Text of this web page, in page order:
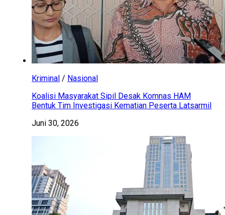
Kriminal / Nasional
Koalisi Masyarakat Sipil Desak Komnas HAM
Bentuk Tim Investigasi Kematian Peserta Latsarmil
Juni 30, 2026